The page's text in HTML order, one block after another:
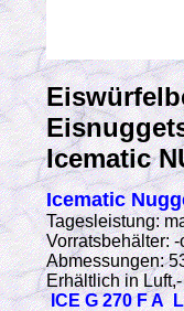
Icematic
Icematic
Tagesleistung:
Vorratsbehälter:
Abmessungen:
Erhältlich in
ICE G 270 F A